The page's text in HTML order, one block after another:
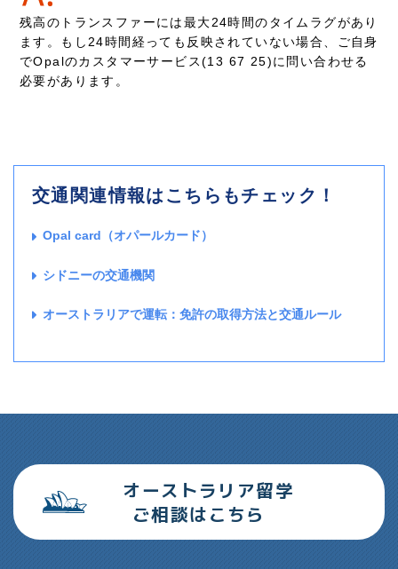
残高のトランスファーには最大24時間のタイムラグがあり
ます。もし24時間経っても反映されていない場合、ご自身
でOpalのカスタマーサービス(13 67 25)に問い合わせる
必要があります。
交通関連情報はこちらもチェック！
Opal card（オパールカード）
シドニーの交通機関
オーストラリアで運転：免許の取得方法と交通ルール
オーストラリア留学
ご相談はこちら